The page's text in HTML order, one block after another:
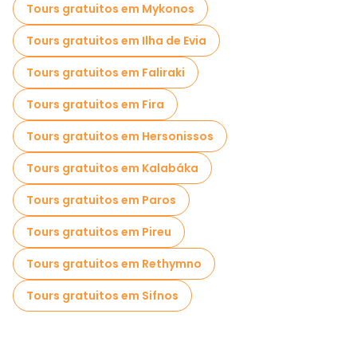
Passeios gratuitos perto Aristotelous Square
Passeios gratuitos perto Ladadika
Tours gratuitos em Mykonos
Tours gratuitos em Ilha de Evia
Tours gratuitos em Faliraki
Tours gratuitos em Fira
Tours gratuitos em Hersonissos
Tours gratuitos em Kalabáka
Tours gratuitos em Paros
Tours gratuitos em Pireu
Tours gratuitos em Rethymno
Tours gratuitos em Sifnos